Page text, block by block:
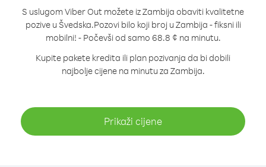
S uslugom Viber Out možete iz Zambija obaviti kvalitetne
pozive u Švedska.Pozovi bilo koji broj u Zambija - fiksni ili
mobilni! - Počevši od samo 68.8 ¢ na minutu.
Kupite pakete kredita ili plan pozivanja da bi dobili
najbolje cijene na minutu za Zambija.
Prikaži cijene